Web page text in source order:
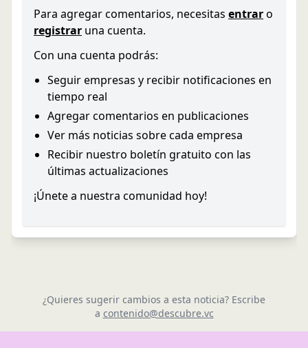
Para agregar comentarios, necesitas entraro
registrar una cuenta.
Con una cuenta podrás:
Seguir empresas y recibir notificaciones en
tiempo real
Agregar comentarios en publicaciones
Ver más noticias sobre cada empresa
Recibir nuestro boletín gratuito con las
últimas actualizaciones
¡Únete a nuestra comunidad hoy!
¿Quieres sugerir cambios a esta noticia? Escribe
a contenido@descubre.vc